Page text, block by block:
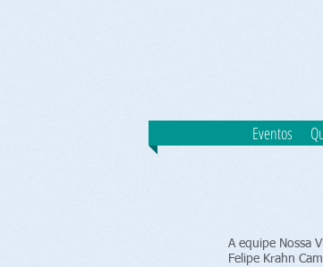
Eventos
A equipe Nossa
Felipe Krahn